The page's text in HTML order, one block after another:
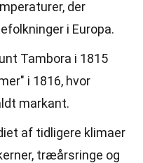
der
i Europa.
Tambora i 1815
i 1816, hvor
markant.
af tidligere klimaer
træårsringe og